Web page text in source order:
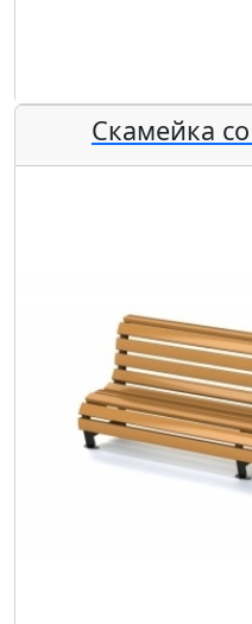
Скамейка